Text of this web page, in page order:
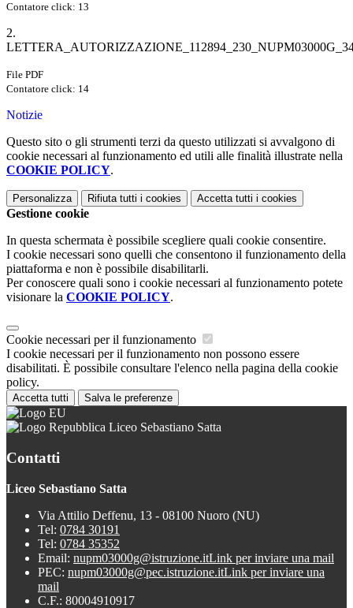
Contatore click: 13
2.
File PDF
Contatore click: 14
Notizie
Questo sito o gli strumenti terzi da questo utilizzati si avvalgono di
cookie necessari al funzionamento ed utili alle finalità illustrate nella
COOKIE POLICY.
Personalizza Rifiuta tutti i cookies Accetta tutti i cookies
Gestione cookie
In questa schermata è possibile scegliere quali cookie consentire.
I cookie necessari sono quelli che consentono il funzionamento della
piattaforma e non è possibile disabilitarli.
Per conoscere quali sono i cookie necessari al funzionamento potete
visionare la COOKIE POLICY.
Cookie necessari per il funzionamento
I cookie necessari per il funzionamento non possono essere
disabilitati. È possibile consultare l'elenco nella pagina della cookie
policy.
Accetta tutti Salva le preferenze
Liceo Sebastiano Satta
Contatti
Liceo Sebastiano Satta
Via Attilio Deffenu, 13 - 08100 Nuoro (NU)
Tel: 0784 30191
Tel: 0784 35352
Email: nupm03000g@istruzione.itLink per inviare una mail
PEC: nupm03000g@pec.istruzione.itLink per inviare una
mail
C.F.: 80004910917